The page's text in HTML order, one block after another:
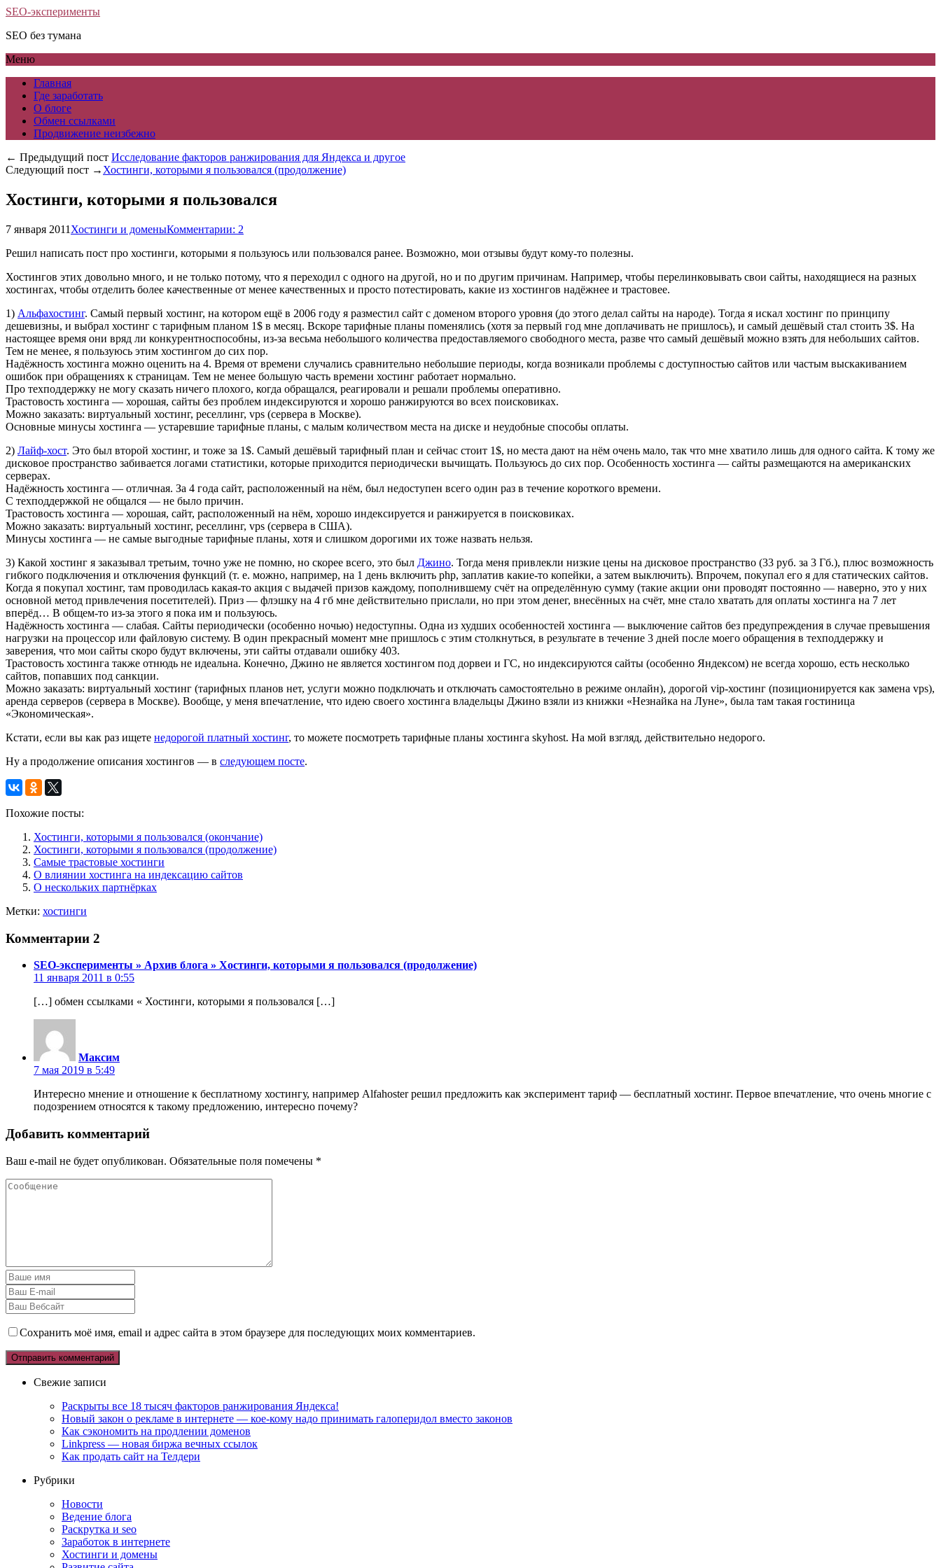
SEO-эксперименты
SEO без тумана
Меню
Главная
Где заработать
О блоге
Обмен ссылками
Продвижение неизбежно
← Предыдущий пост Исследование факторов ранжирования для Яндекса и другое
Следующий пост → Хостинги, которыми я пользовался (продолжение)
Хостинги, которыми я пользовался
7 января 2011 Хостинги и доменыКомментарии: 2
Решил написать пост про хостинги, которыми я пользуюсь или пользовался ранее. Возможно, мои отзывы будут кому-то полезны.
Хостингов этих довольно много, и не только потому, что я переходил с одного на другой, но и по другим причинам. Например, чтобы перелинковывать свои сайты, находящиеся на разных
хостингах, чтобы отделить более качественные от менее качественных и просто потестировать, какие из хостингов надёжнее и трастовее.
1) Альфахостинг. Самый первый хостинг, на котором ещё в 2006 году я разместил сайт с доменом второго уровня (до этого делал сайты на народе). Тогда я искал хостинг по принципу
дешевизны, и выбрал хостинг с тарифным планом 1$ в месяц. Вскоре тарифные планы поменялись (хотя за первый год мне доплачивать не пришлось), и самый дешёвый стал стоить 3$. На
настоящее время они вряд ли конкурентноспособны, из-за весьма небольшого количества предоставляемого свободного места, разве что самый дешёвый можно взять для небольших сайтов.
Тем не менее, я пользуюсь этим хостингом до сих пор.
Надёжность хостинга можно оценить на 4. Время от времени случались сравнительно небольшие периоды, когда возникали проблемы с доступностью сайтов или частым выскакиванием
ошибок при обращениях к страницам. Тем не менее большую часть времени хостинг работает нормально.
Про техподдержку не могу сказать ничего плохого, когда обращался, реагировали и решали проблемы оперативно.
Трастовость хостинга — хорошая, сайты без проблем индексируются и хорошо ранжируются во всех поисковиках.
Можно заказать: виртуальный хостинг, реселлинг, vps (сервера в Москве).
Основные минусы хостинга — устаревшие тарифные планы, с малым количеством места на диске и неудобные способы оплаты.
2) Лайф-хост. Это был второй хостинг, и тоже за 1$. Самый дешёвый тарифный план и сейчас стоит 1$, но места дают на нём очень мало, так что мне хватило лишь для одного сайта. К тому же
дисковое пространство забивается логами статистики, которые приходится периодически вычищать. Пользуюсь до сих пор. Особенность хостинга — сайты размещаются на американских
серверах.
Надёжность хостинга — отличная. За 4 года сайт, расположенный на нём, был недоступен всего один раз в течение короткого времени.
С техподдержкой не общался — не было причин.
Трастовость хостинга — хорошая, сайт, расположенный на нём, хорошо индексируется и ранжируется в поисковиках.
Можно заказать: виртуальный хостинг, реселлинг, vps (сервера в США).
Минусы хостинга — не самые выгодные тарифные планы, хотя и слишком дорогими их тоже назвать нельзя.
3) Какой хостинг я заказывал третьим, точно уже не помню, но скорее всего, это был Джино. Тогда меня привлекли низкие цены на дисковое пространство (33 руб. за 3 Гб.), плюс возможность
гибкого подключения и отключения функций (т. е. можно, например, на 1 день включить php, заплатив какие-то копейки, а затем выключить). Впрочем, покупал его я для статических сайтов.
Когда я покупал хостинг, там проводилась какая-то акция с выдачей призов каждому, пополнившему счёт на определённую сумму (такие акции они проводят постоянно — наверно, это у них
основной метод привлечения посетителей). Приз — флэшку на 4 гб мне действительно прислали, но при этом денег, внесённых на счёт, мне стало хватать для оплаты хостинга на 7 лет
вперёд… В общем-то из-за этого я пока им и пользуюсь.
Надёжность хостинга — слабая. Сайты периодически (особенно ночью) недоступны. Одна из худших особенностей хостинга — выключение сайтов без предупреждения в случае превышения
нагрузки на процессор или файловую систему. В один прекрасный момент мне пришлось с этим столкнуться, в результате в течение 3 дней после моего обращения в техподдержку и
заверения, что мои сайты скоро будут включены, эти сайты отдавали ошибку 403.
Трастовость хостинга также отнюдь не идеальна. Конечно, Джино не является хостингом под дорвеи и ГС, но индексируются сайты (особенно Яндексом) не всегда хорошо, есть несколько
сайтов, попавших под санкции.
Можно заказать: виртуальный хостинг (тарифных планов нет, услуги можно подключать и отключать самостоятельно в режиме онлайн), дорогой vip-хостинг (позиционируется как замена vps),
аренда серверов (сервера в Москве). Вообще, у меня впечатление, что идею своего хостинга владельцы Джино взяли из книжки «Незнайка на Луне», была там такая гостиница
«Экономическая».
Кстати, если вы как раз ищете недорогой платный хостинг, то можете посмотреть тарифные планы хостинга skyhost. На мой взгляд, действительно недорого.
Ну а продолжение описания хостингов — в следующем посте.
Похожие посты:
Хостинги, которыми я пользовался (окончание)
Хостинги, которыми я пользовался (продолжение)
Самые трастовые хостинги
О влиянии хостинга на индексацию сайтов
О нескольких партнёрках
Метки: хостинги
Комментарии 2
SEO-эксперименты » Архив блога » Хостинги, которыми я пользовался (продолжение)
11 января 2011 в 0:55
[…] обмен ссылками « Хостинги, которыми я пользовался […]
Максим
7 мая 2019 в 5:49
Интересно мнение и отношение к бесплатному хостингу, например Alfahoster решил предложить как эксперимент тариф — бесплатный хостинг. Первое впечатление, что очень многие с
подозрением относятся к такому предложению, интересно почему?
Добавить комментарий
Ваш e-mail не будет опубликован. Обязательные поля помечены *
Сохранить моё имя, email и адрес сайта в этом браузере для последующих моих комментариев.
Свежие записи
Раскрыты все 18 тысяч факторов ранжирования Яндекса!
Новый закон о рекламе в интернете — кое-кому надо принимать галоперидол вместо законов
Как сэкономить на продлении доменов
Linkpress — новая биржа вечных ссылок
Как продать сайт на Телдери
Рубрики
Новости
Ведение блога
Раскрутка и seo
Заработок в интернете
Хостинги и домены